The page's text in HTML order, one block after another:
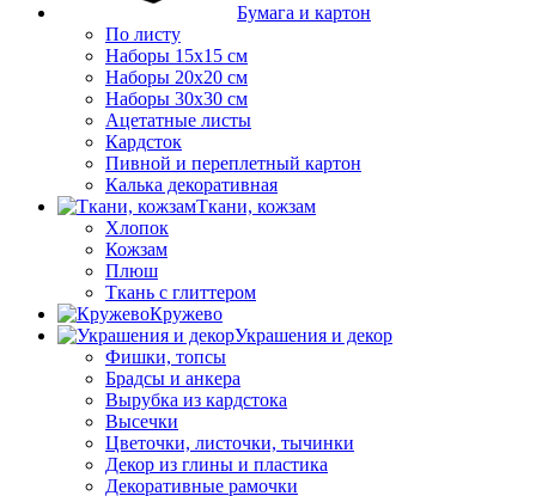
Бумага и картон
По листу
Наборы 15х15 см
Наборы 20х20 см
Наборы 30х30 см
Ацетатные листы
Кардсток
Пивной и переплетный картон
Калька декоративная
Ткани, кожзам
Хлопок
Кожзам
Плюш
Ткань с глиттером
Кружево
Украшения и декор
Фишки, топсы
Брадсы и анкера
Вырубка из кардстока
Высечки
Цветочки, листочки, тычинки
Декор из глины и пластика
Декоративные рамочки